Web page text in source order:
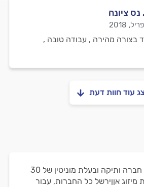
ציונה
בצורה מהירה , עבודה טובה ,
עוד חוות דעת
י.מ מיזוג אוויר הינה חברה ותיקה ובעלת מוניטין של 30
מיזוג אןןירשל כל החברות, עבור